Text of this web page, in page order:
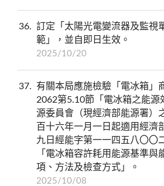
36
訂定「太陽光電變流器及監視
範」，並自即日生效。
2025/10/20
37
有關本局應施檢驗「電冰箱」
2062第5.10節「電冰箱之能源
源委員會（現經濟部能源署）
百十六年一月一日起適用經濟
九日經能字第一一四五八〇〇
「電冰箱容許耗用能源基準與
項、方法及檢查方式」。
2025/10/08